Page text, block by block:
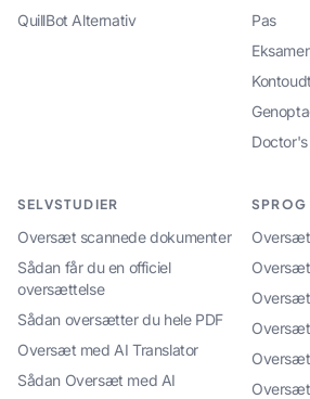
QuillBot Alternativ
Pas
SELVSTUDIER
Oversæt scannede dokumenter
Sådan får du en officiel
oversættelse
Sådan oversætter du hele PDF
Oversæt med AI Translator
Sådan Oversæt med AI
SPROG
Oversæt
Oversæt